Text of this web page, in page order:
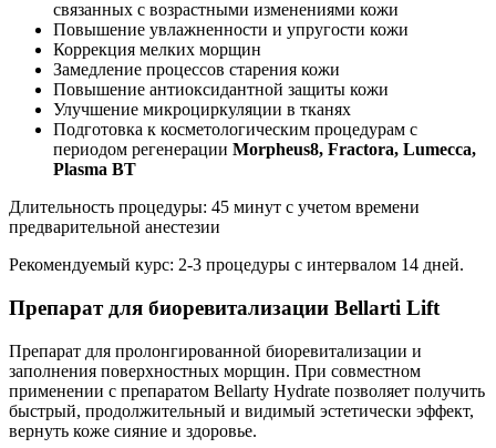
связанных с возрастными изменениями кожи
Повышение увлажненности и упругости кожи
Коррекция мелких морщин
Замедление процессов старения кожи
Повышение антиоксидантной защиты кожи
Улучшение микроциркуляции в тканях
Подготовка к косметологическим процедурам с
периодом регенерации Morpheus8, Fractora, Lumecca,
Plasma BT
Длительность процедуры: 45 минут с учетом времени
предварительной анестезии
Рекомендуемый курс: 2-3 процедуры с интервалом 14 дней.
Препарат для биоревитализации Bellarti Lift
Препарат для пролонгированной биоревитализации и
заполнения поверхностных морщин. При совместном
применении с препаратом Bellarty Hydrate позволяет получить
быстрый, продолжительный и видимый эстетически эффект,
вернуть коже сияние и здоровье.